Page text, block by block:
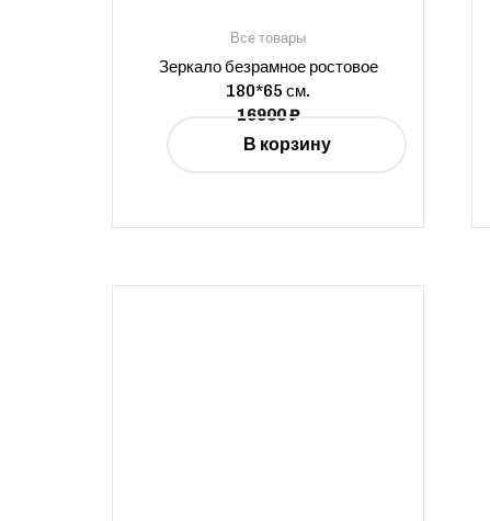
Все товары
Зеркало безрамное ростовое
180*65 см.
16900₽
В корзину